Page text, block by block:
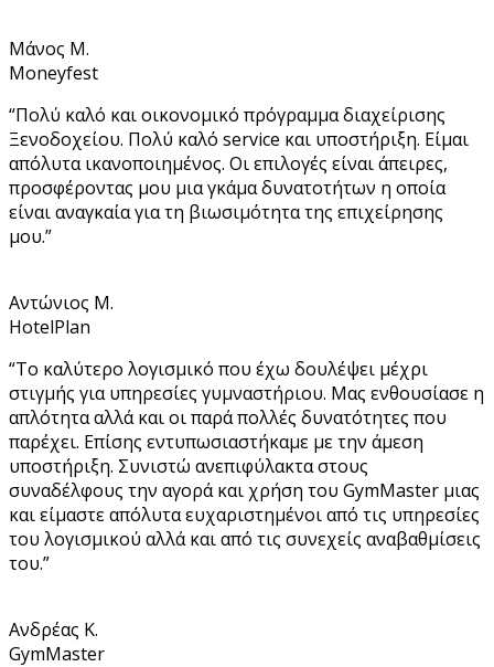
Μάνος Μ.
Moneyfest
“Πολύ καλό και οικονομικό πρόγραμμα διαχείρισης
Ξενοδοχείου. Πολύ καλό service και υποστήριξη. Είμαι
απόλυτα ικανοποιημένος. Οι επιλογές είναι άπειρες,
προσφέροντας μου μια γκάμα δυνατοτήτων η οποία
είναι αναγκαία για τη βιωσιμότητα της επιχείρησης
μου.”
Αντώνιος Μ.
HotelPlan
“Το καλύτερο λογισμικό που έχω δουλέψει μέχρι
στιγμής για υπηρεσίες γυμναστήριου. Μας ενθουσίασε η
απλότητα αλλά και οι παρά πολλές δυνατότητες που
παρέχει. Επίσης εντυπωσιαστήκαμε με την άμεση
υποστήριξη. Συνιστώ ανεπιφύλακτα στους
συναδέλφους την αγορά και χρήση του GymMaster μιας
και είμαστε απόλυτα ευχαριστημένοι από τις υπηρεσίες
του λογισμικού αλλά και από τις συνεχείς αναβαθμίσεις
του.”
Ανδρέας Κ.
GymMaster